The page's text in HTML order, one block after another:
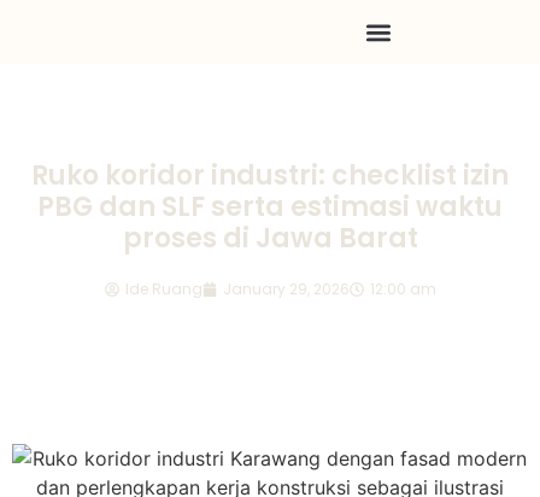
Ruko koridor industri: checklist izin
PBG dan SLF serta estimasi waktu
proses di Jawa Barat
Ide Ruang January 29, 2026 12:00 am